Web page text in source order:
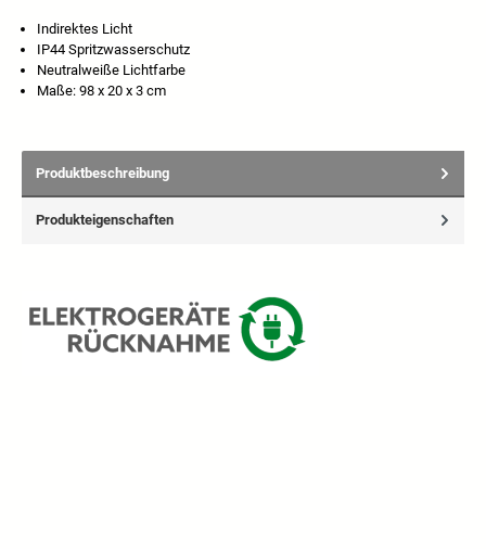
Indirektes Licht
IP44 Spritzwasserschutz
Neutralweiße Lichtfarbe
Maße: 98 x 20 x 3 cm
Produktbeschreibung
Produkteigenschaften